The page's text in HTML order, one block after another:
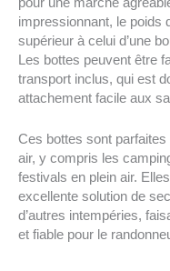
impressionnant, le poids
supérieur à celui d’une
Les bottes peuvent être
transport inclus, qui est
attachement facile aux
Ces bottes sont parfaites
air, y compris les
festivals en plein air.
excellente solution de
d’autres intempéries,
et fiable pour le